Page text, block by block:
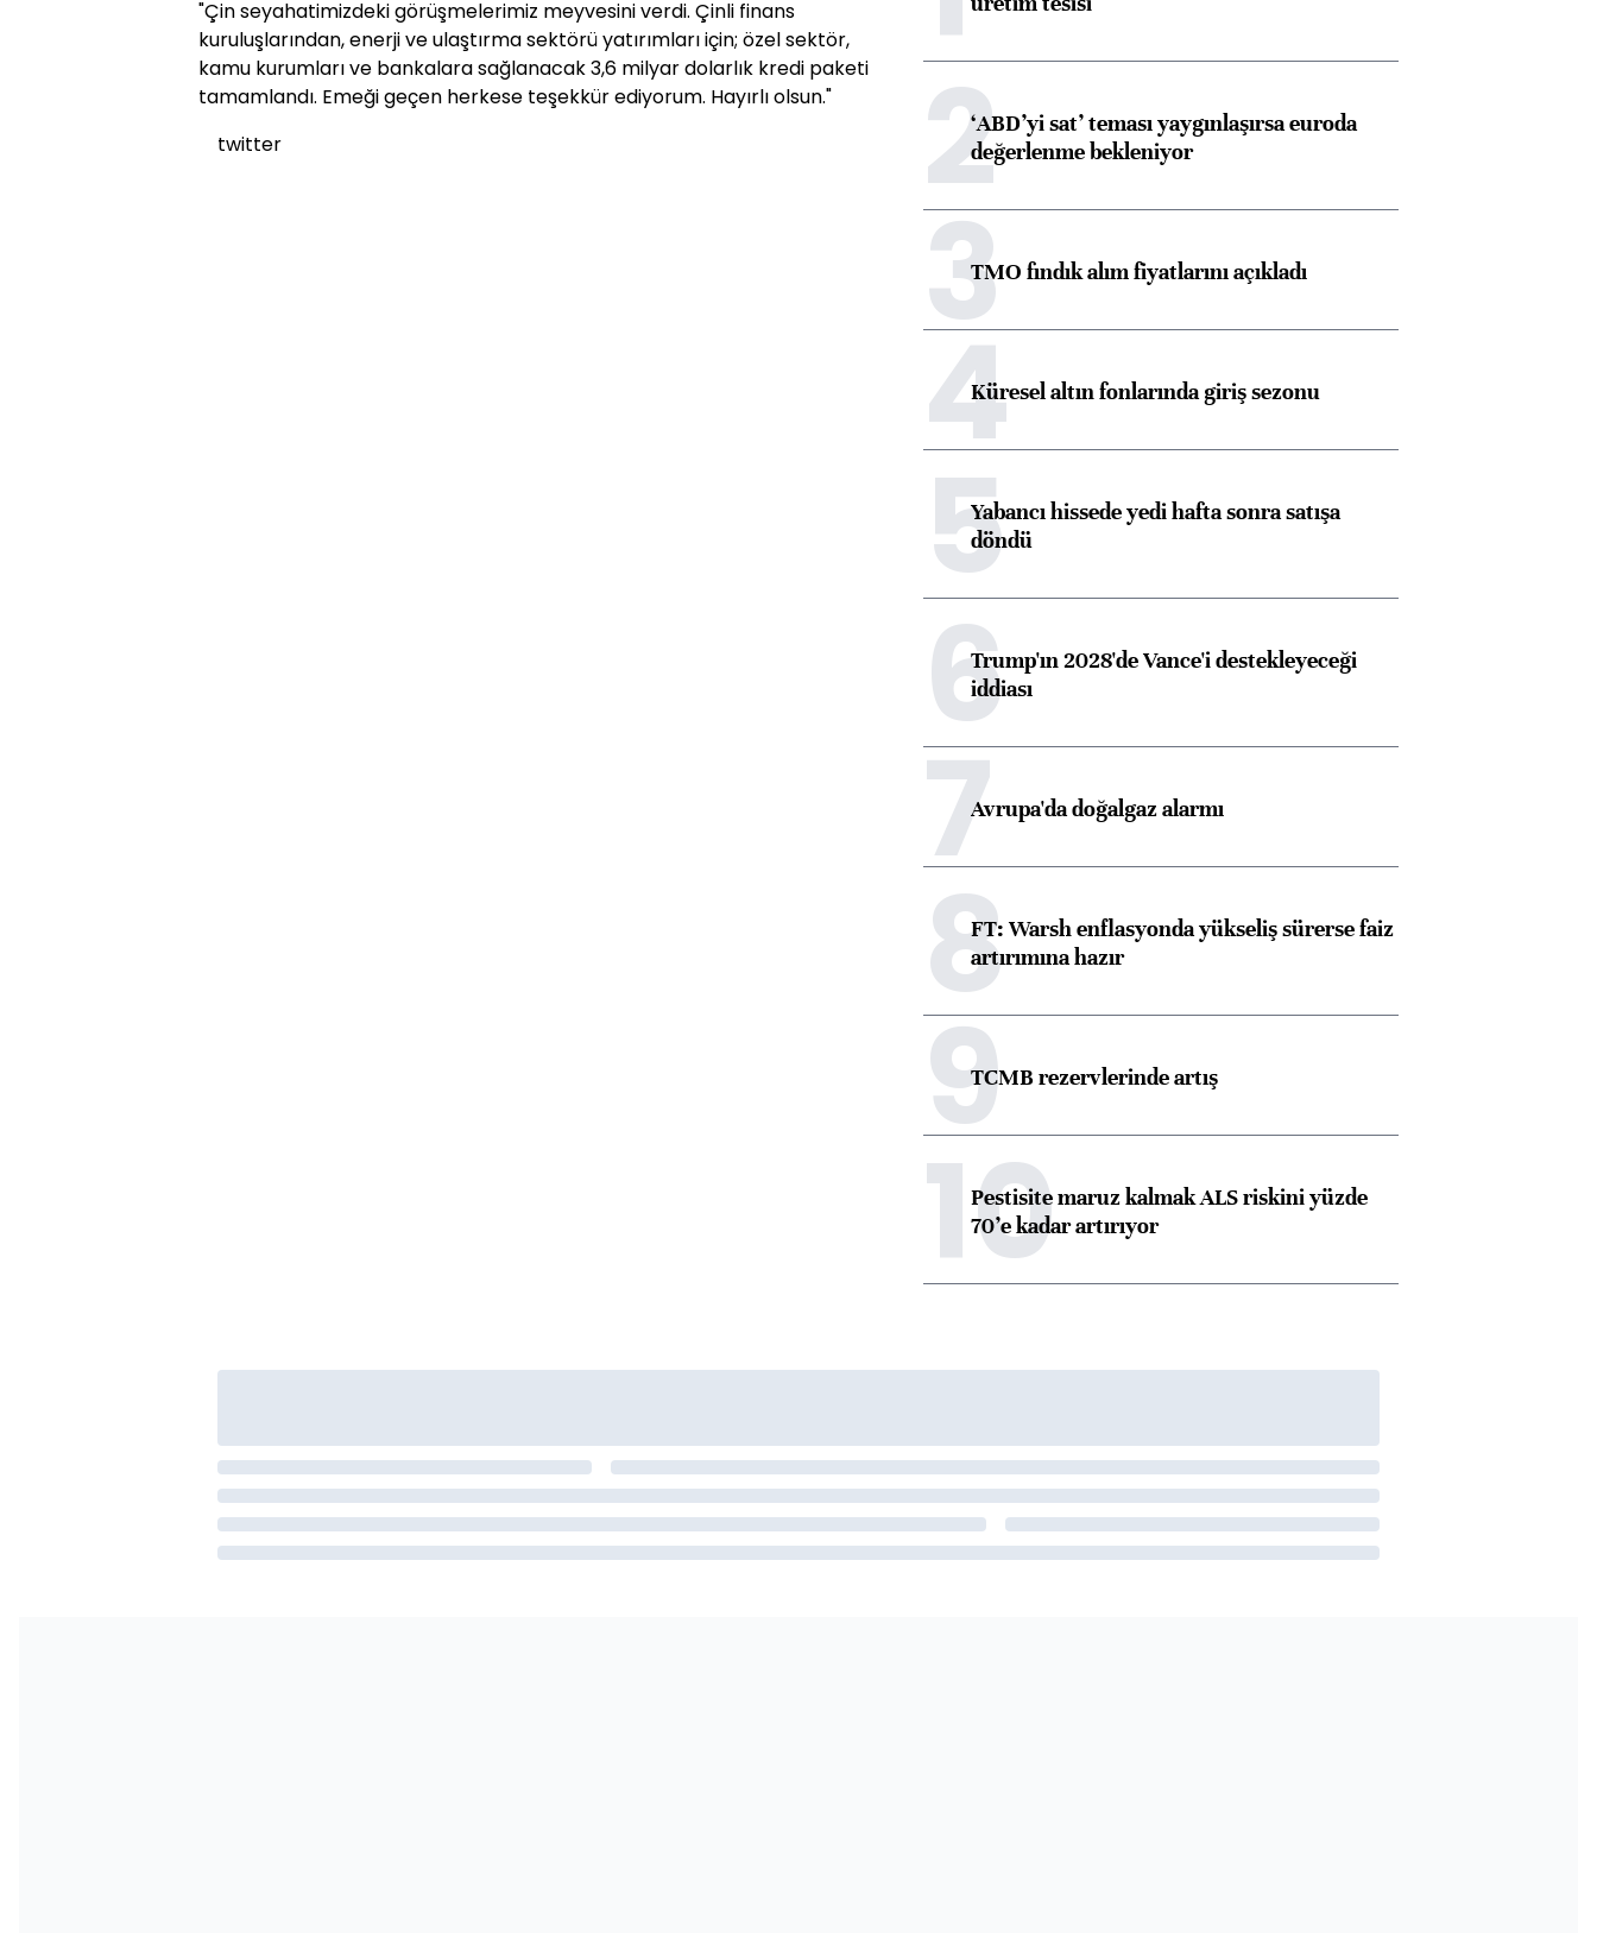
"Çin seyahatimizdeki görüşmelerimiz meyvesini verdi. Çinli finans
kuruluşlarından, enerji ve ulaştırma sektörü yatırımları için; özel sektör,
kamu kurumları ve bankalara sağlanacak 3,6 milyar dolarlık kredi paketi
tamamlandı. Emeği geçen herkese teşekkür ediyorum. Hayırlı olsun."
twitter
2‘ABD’yi sat’ teması yaygınlaşırsa euroda
değerlenme bekleniyor
3TMO fındık alım fiyatlarını açıkladı
4Küresel altın fonlarında giriş sezonu
5Yabancı hissede yedi hafta sonra satışa
döndü
6Trump'ın 2028'de Vance'i destekleyeceği
iddiası
7Avrupa'da doğalgaz alarmı
8FT: Warsh enflasyonda yükseliş sürerse faiz
artırımına hazır
9TCMB rezervlerinde artış
10
Pestisite maruz kalmak ALS riskini yüzde
70’e kadar artırıyor